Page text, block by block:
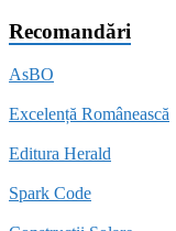
Recomandări
AsBO
Excelență Românească
Editura Herald
Spark Code